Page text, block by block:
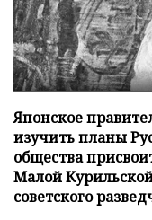
Японское
изучить планы
общества
Малой
советского